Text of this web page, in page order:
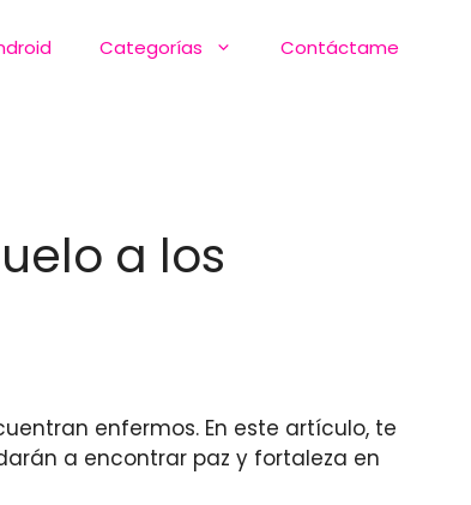
Categorías Contáctame
a los
enfermos. En este artículo, te
a encontrar paz y fortaleza en